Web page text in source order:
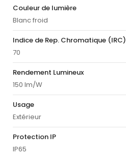
Couleur de lumière
Blanc froid
Indice de Rep. Chromatique (IRC)
70
Rendement Lumineux
150 lm/W
Usage
Extérieur
Protection IP
IP65